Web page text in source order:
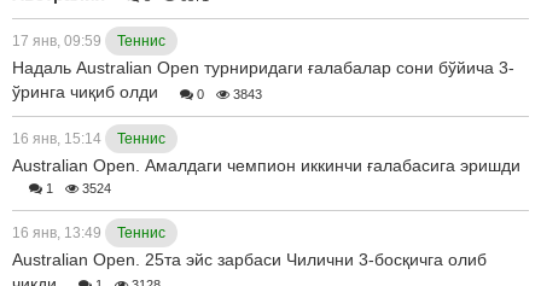
17 янв, 09:59 Теннис
Надаль Australian Open турниридаги ғалабалар сони бўйича 3-
ўринга чиқиб олди
0 3843
16 янв, 15:14 Теннис
Australian Open. Амалдаги чемпион иккинчи ғалабасига эришди
1 3524
16 янв, 13:49 Теннис
Australian Open. 25та эйс зарбаси Чилични 3-босқичга олиб